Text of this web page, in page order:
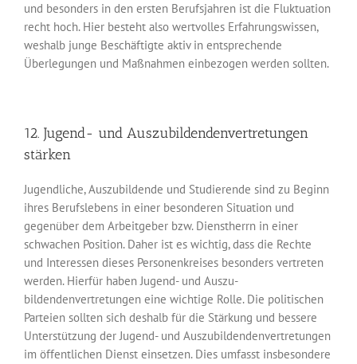
und besonders in den ersten Berufsjahren ist die Fluktuation
recht hoch. Hier besteht also wertvolles Erfahrungswissen,
weshalb junge Beschäftigte aktiv in entsprechende
Überlegungen und Maßnahmen einbezogen werden sollten.
12. Jugend- und Auszubildendenvertretungen
stärken
Jugendliche, Auszubildende und Studierende sind zu Beginn
ihres Berufslebens in einer besonderen Situation und
gegenüber dem Arbeitgeber bzw. Dienstherrn in einer
schwachen Position. Daher ist es wichtig, dass die Rechte
und Interessen dieses Personenkreises besonders vertreten
werden. Hierfür haben Jugend- und Auszu­
bildendenvertretungen eine wichtige Rolle. Die politischen
Parteien sollten sich deshalb für die Stärkung und bessere
Unterstützung der Jugend- und Auszu­bildendenvertretungen
im öffentlichen Dienst einsetzen. Dies umfasst insbesondere